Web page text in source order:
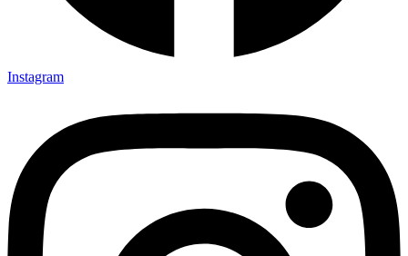
Instagram